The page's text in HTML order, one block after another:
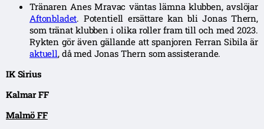
Tränaren Anes Mravac väntas lämna klubben, avslöjar
Aftonbladet. Potentiell ersättare kan bli Jonas Thern,
som tränat klubben i olika roller fram till och med 2023.
Rykten gör även gällande att spanjoren Ferran Sibila är
aktuell, då med Jonas Thern som assisterande.
IK Sirius
Kalmar FF
Malmö FF